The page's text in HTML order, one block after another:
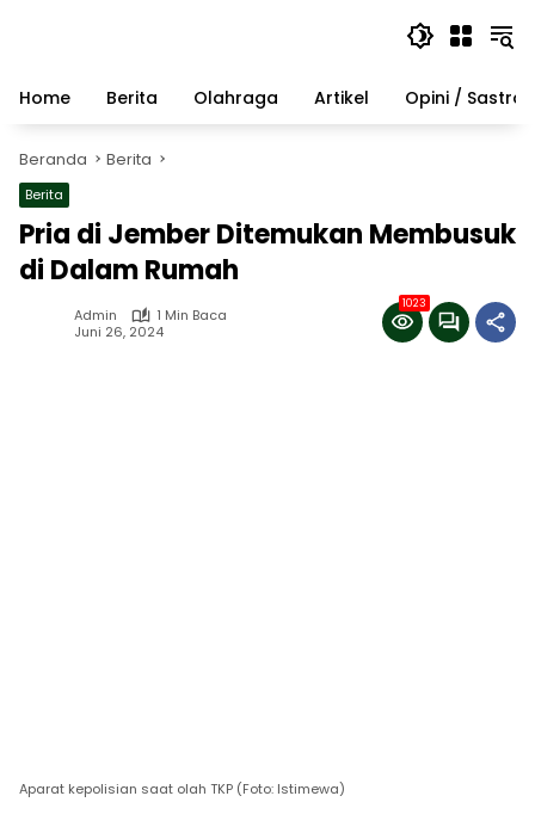
Home
Berita Olahraga Artikel Opini / Sastra
Beranda Berita
Berita
Pria di Jember Ditemukan Membusuk
di Dalam Rumah
Admin
1 Min Baca
Juni 26, 2024
1023
Aparat kepolisian saat olah TKP (Foto: Istimewa)